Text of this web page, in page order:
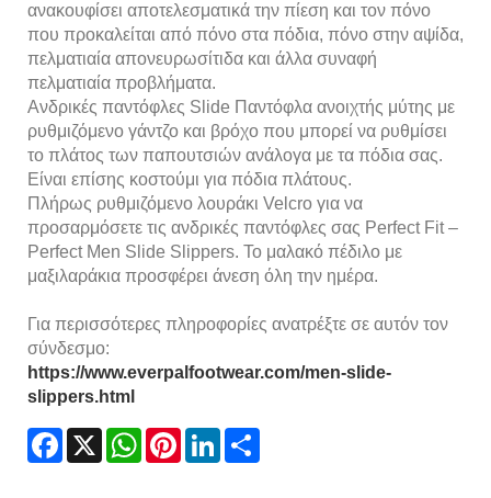
ανακουφίσει αποτελεσματικά την πίεση και τον πόνο
που προκαλείται από πόνο στα πόδια, πόνο στην αψίδα,
πελματιαία απονευρωσίτιδα και άλλα συναφή
πελματιαία προβλήματα.
Ανδρικές παντόφλες Slide Παντόφλα ανοιχτής μύτης με
ρυθμιζόμενο γάντζο και βρόχο που μπορεί να ρυθμίσει
το πλάτος των παπουτσιών ανάλογα με τα πόδια σας.
Είναι επίσης κοστούμι για πόδια πλάτους.
Πλήρως ρυθμιζόμενο λουράκι Velcro για να
προσαρμόσετε τις ανδρικές παντόφλες σας Perfect Fit –
Perfect Men Slide Slippers. Το μαλακό πέδιλο με
μαξιλαράκια προσφέρει άνεση όλη την ημέρα.
Για περισσότερες πληροφορίες ανατρέξτε σε αυτόν τον
σύνδεσμο:
https://www.everpalfootwear.com/men-slide-
slippers.html
Facebook
X WhatsAppPinterestLinkedIn